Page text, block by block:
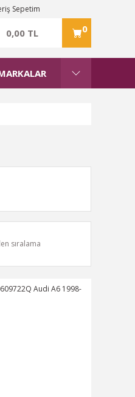
0,00 TL 0
Sepetim